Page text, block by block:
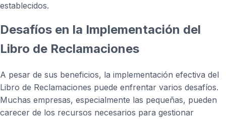
establecidos.
Desafíos en la Implementación del
Libro de Reclamaciones
A pesar de sus beneficios, la implementación efectiva del
Libro de Reclamaciones puede enfrentar varios desafíos.
Muchas empresas, especialmente las pequeñas, pueden
carecer de los recursos necesarios para gestionar